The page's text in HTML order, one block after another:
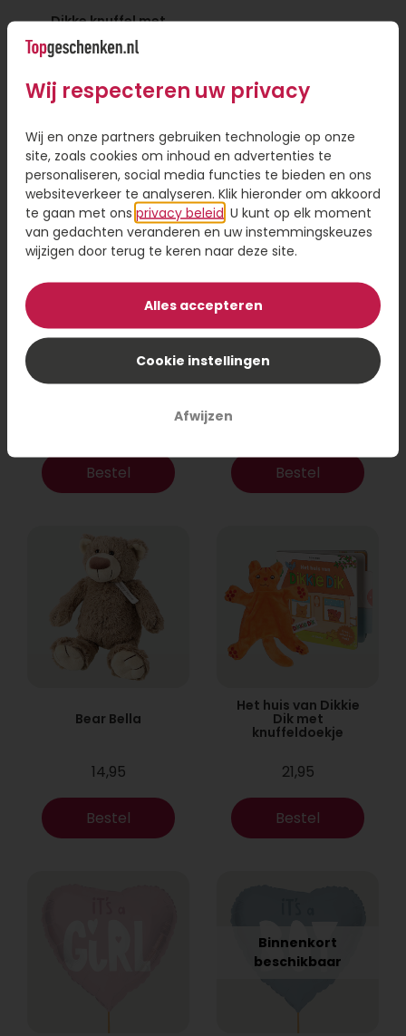
Dikke knuffel met
22,95
Rabbit Richie Roze
17,95
Bestel
Bestel
Bear Bella Mini
Bestel
Bear Bella
14,95
Bestel
Het huis van Dikkie
Dik met
knuffeldoekje
21,95
Bestel
Binnenkort
beschikbaar
Wij respecteren uw privacy
Wij en onze partners gebruiken technologie op onze
site, zoals cookies om inhoud en advertenties te
personaliseren, social media functies te bieden en ons
websiteverkeer te analyseren. Klik hieronder om akkoord
te gaan met ons privacy beleid . U kunt op elk moment
van gedachten veranderen en uw instemmingskeuzes
wijzigen door terug te keren naar deze site.
Alles accepteren
Cookie instellingen
Afwijzen